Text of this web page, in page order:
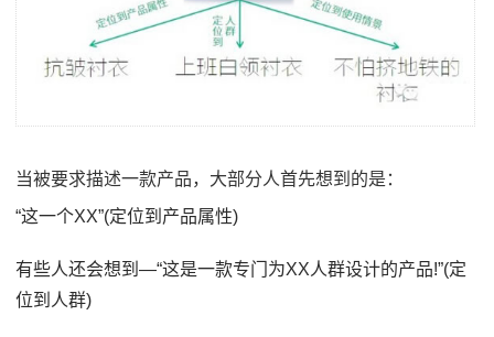
当被要求描述一款产品，大部分人首先想到的是：
“这一个XX”(定位到产品属性)
有些人还会想到—“这是一款专门为XX人群设计的产品!”(定
位到人群)